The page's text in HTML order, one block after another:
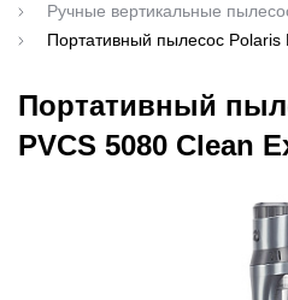
Ручные вертикальные
Портативный пылесос Polaris
Портативный
PVCS 5080 Clean